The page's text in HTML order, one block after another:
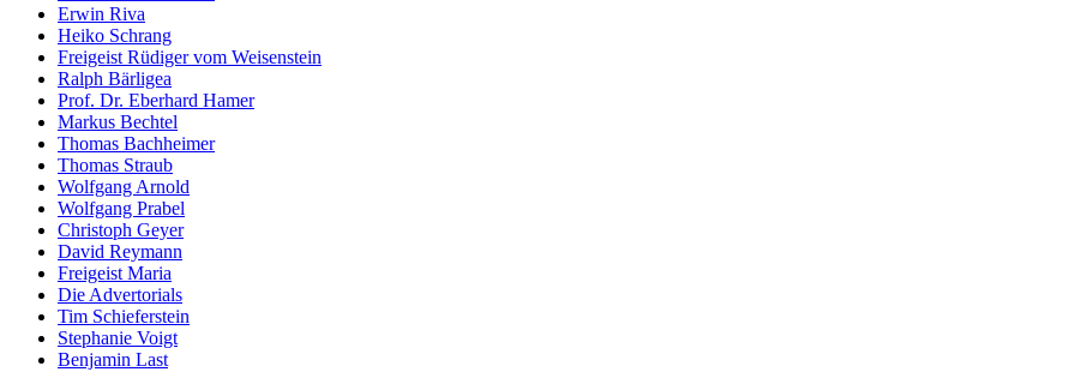
Erwin Riva
Heiko Schrang
Freigeist Rüdiger vom Weisenstein
Ralph Bärligea
Prof. Dr. Eberhard Hamer
Markus Bechtel
Thomas Bachheimer
Thomas Straub
Wolfgang Arnold
Wolfgang Prabel
Christoph Geyer
David Reymann
Freigeist Maria
Die Advertorials
Tim Schieferstein
Stephanie Voigt
Benjamin Last